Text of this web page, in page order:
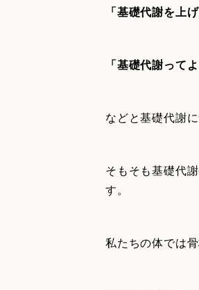
「基礎代謝を上
「基礎代謝って
などと基礎代謝
そもそも基礎代
す。
私たちの体では